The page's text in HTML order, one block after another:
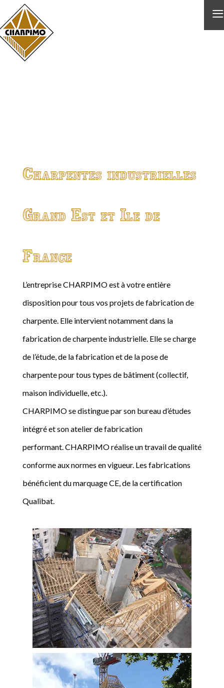
≡
Charpentes industrielles
Grand Est et Ile de
France
L’entreprise CHARPIMO est à votre entière
disposition pour tous vos projets de fabrication de
charpente. Elle intervient notamment dans la
fabrication de charpente industrielle. Elle se charge
de l’étude, de la fabrication et de la pose de
charpente pour tous types de bâtiment (collectif,
maison individuelle, etc.).
CHARPIMO se distingue par son bureau d’études
intégré et son atelier de fabrication
performant. CHARPIMO réalise un travail de qualité
conforme aux normes en vigueur. Les fabrications
bénéficient du marquage CE, de la certification
Qualibat.